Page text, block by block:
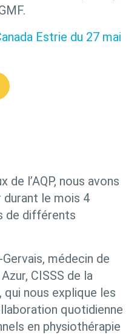
Estrie du 27 mai
de l’AQP, nous avons
le mois 4
de différents
médecin de
CISSS de la
nous explique les
quotidienne
en physiothérapie